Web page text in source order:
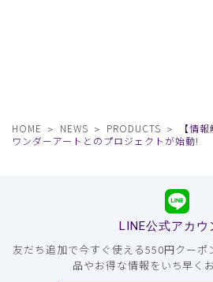
HOME NEWS PRODUCTS
【情
ワンダーアートとのプロジェクトが始動!
LINE公式アカウ
友だち追加で今すぐ使える550円クーポ
品やお得な情報をいち早く